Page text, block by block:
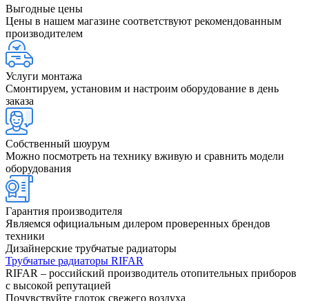
Выгодные цены
Цены в нашем магазине соответствуют рекомендованным
производителем
Услуги монтажа
Смонтируем, установим и настроим оборудование в день
заказа
Собственный шоурум
Можно посмотреть на технику вживую и сравнить модели
оборудования
Гарантия производителя
Являемся официальным дилером проверенных брендов
техники
Дизайнерские трубчатые радиаторы
Трубчатые радиаторы RIFAR
RIFAR – российский производитель отопительных приборов
с высокой репутацией
Почувствуйте глоток свежего воздуха